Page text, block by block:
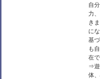
自
力
き
に
基
も
在
⇒遊
体